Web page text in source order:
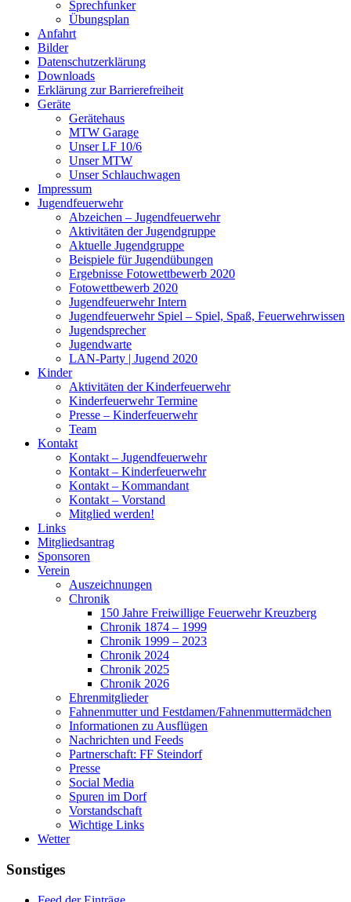
Sprechfunker
Übungsplan
Anfahrt
Bilder
Datenschutzerklärung
Downloads
Erklärung zur Barriere­frei­heit
Geräte
Gerätehaus
MTW Garage
Unser LF 10/6
Unser MTW
Unser Schlauchwagen
Impressum
Jugendfeuerwehr
Abzeichen – Jugendfeuerwehr
Aktivitäten der Jugendgruppe
Aktuelle Jugendgruppe
Beispiele für Jugendübungen
Ergebnisse Fotowettbewerb 2020
Fotowettbewerb 2020
Jugendfeuerwehr Intern
Jugendfeuerwehr Spiel – Spiel, Spaß, Feuerwehrwissen
Jugendsprecher
Jugendwarte
LAN-Party | Jugend 2020
Kinder
Aktivitäten der Kinderfeuerwehr
Kinderfeuerwehr Termine
Presse – Kinderfeuerwehr
Team
Kontakt
Kontakt – Jugendfeuerwehr
Kontakt – Kinderfeuerwehr
Kontakt – Kommandant
Kontakt – Vorstand
Mitglied werden!
Links
Mitgliedsantrag
Sponsoren
Verein
Auszeichnungen
Chronik
150 Jahre Freiwillige Feuerwehr Kreuzberg
Chronik 1874 – 1999
Chronik 1999 – 2023
Chronik 2024
Chronik 2025
Chronik 2026
Ehrenmitglieder
Fahnenmutter und Festdamen/Fahnenmuttermädchen
Informationen zu Ausflügen
Nachrichten und Feeds
Partnerschaft: FF Steindorf
Presse
Social Media
Spuren im Dorf
Vorstandschaft
Wichtige Links
Wetter
Sonstiges